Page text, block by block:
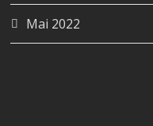
Mai 2022